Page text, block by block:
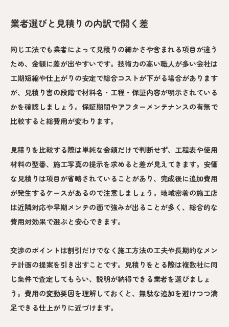
業者選びと見積りの内訳で開く差
同じ工法でも業者によって見積りの細かさや含まれる項目が違う
ため、金額に差が出やすいです。技術力の高い職人が多い会社は
工期短縮や仕上がりの安定で総合コストが下がる場合があります
が、見積り書の段階で材料名・工程・保証内容が明示されている
かを確認しましょう。保証期間やアフターメンテナンスの有無で
比較すると総費用が変わります。
見積りを比較する際は単純な金額だけで判断せず、工程表や使用
材料の型番、施工写真の提示を求めると差が見えてきます。安価
な見積りは項目が省略されていることがあり、完成後に追加費用
が発生するケースがあるので注意しましょう。地域密着の施工店
は近隣対応や早期メンテの面で強みが出ることが多く、総合的な
費用対効果で選ぶと安心できます。
交渉のポイントは割引だけでなく施工方法の工夫や長期的なメン
テ計画の提案を引き出すことです。見積りをとる際は複数社に同
じ条件で査定してもらい、説明が納得できる業者を選びましょ
う。費用の変動要因を理解しておくと、無駄な追加を避けつつ満
足できる仕上がりに近づけます。